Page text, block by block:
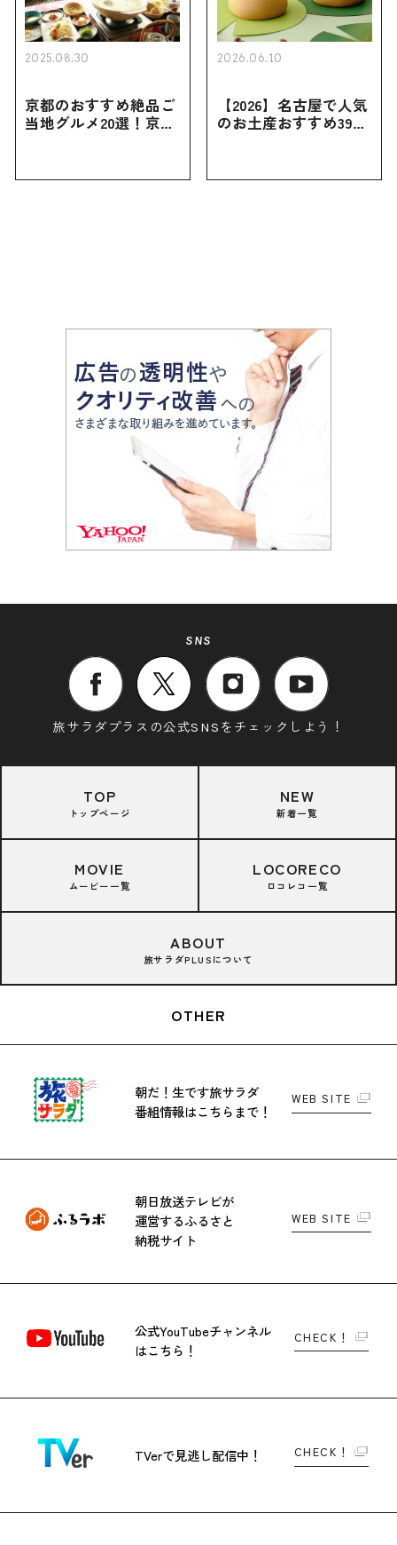
2025.08.30
京都のおすすめ絶品ご
当地グルメ20選！京都
2026.06.10
【2026】名古屋で人気
のお土産おすすめ39選
お土産・ばらまき用ま
SNS
旅サラダプラスの公式SNSをチェックしよう！
TOP
トップページ
NEW
新着一覧
MOVIE
ムービー一覧
LOCORECO
ロコレコ一覧
ABOUT
旅サラダPLUSについて
OTHER
朝だ！生です旅サラダ
番組情報はこちらまで！
WEB SITE
朝日放送テレビが
運営するふるさと
納税サイト
WEB SITE
公式YouTubeチャンネル
はこちら！
CHECK！
TVerで見逃し配信中！ CHECK！